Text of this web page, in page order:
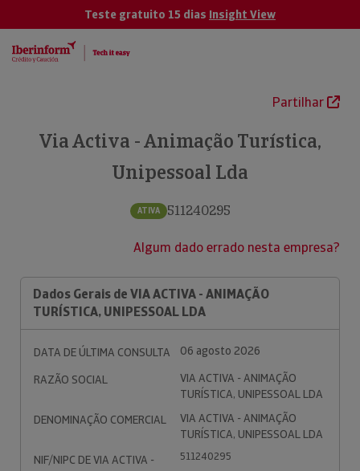
Teste gratuito 15 dias Insight View
Partilhar
Via Activa - Animação Turística,
Unipessoal Lda
ATIVA 511240295
Algum dado errado nesta empresa?
Dados Gerais de VIA ACTIVA - ANIMAÇÃO
TURÍSTICA, UNIPESSOAL LDA
DATA DE ÚLTIMA CONSULTA
06 agosto 2026
RAZÃO SOCIAL
VIA ACTIVA - ANIMAÇÃO
TURÍSTICA, UNIPESSOAL LDA
DENOMINAÇÃO COMERCIAL
VIA ACTIVA - ANIMAÇÃO
TURÍSTICA, UNIPESSOAL LDA
NIF/NIPC DE VIA ACTIVA -
511240295